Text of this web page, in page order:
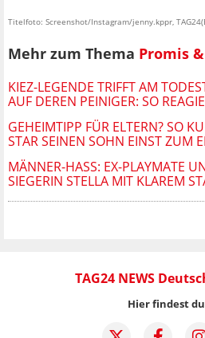
Titelfoto: Screenshot/Instagram/jenny.kppr,
Mehr zum Thema Promis
KIEZ-LEGENDE TRIFFT AM
AUF DEREN PEINIGER: SO
GEHEIMTIPP FÜR ELTERN? SO
STAR SEINEN SOHN EINST ZUM
MÄNNER-HASS: EX-PLAYMATE
SIEGERIN STELLA MIT KLAREM
TAG24 NEWS
Hier findest